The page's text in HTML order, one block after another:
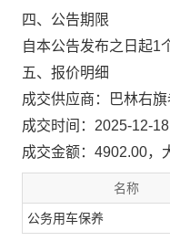
四、公告期限
自本公告发布之日起1
五、报价明细
成交供应商：巴林右
成交时间：2025-12-
成交金额：4902.00，
名称
公务用车保养